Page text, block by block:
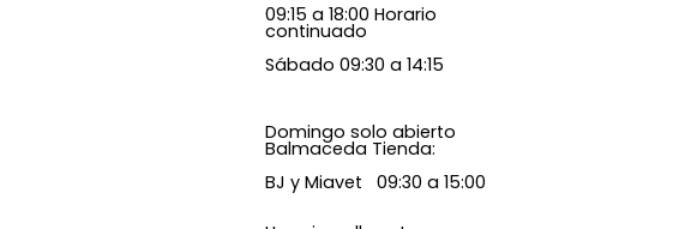
09:15 a 18:00 Horario
continuado
Sábado 09:30 a 14:15
Domingo solo abierto
Balmaceda Tienda:
BJ y Miavet 09:30 a 15:00